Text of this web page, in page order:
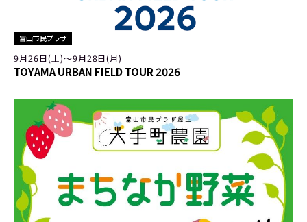
富山市民プラザ
9月26日(土)〜9月28日(月)
TOYAMA URBAN FIELD TOUR 2026